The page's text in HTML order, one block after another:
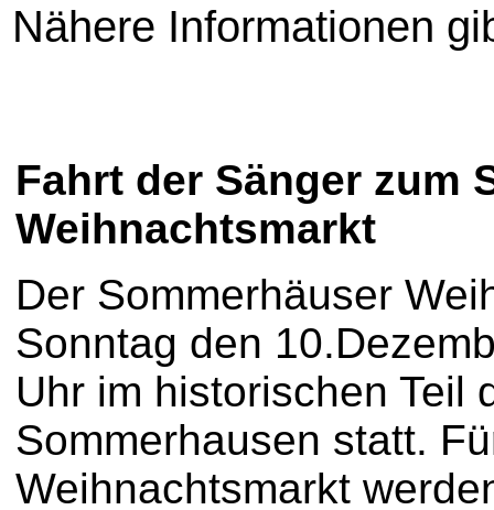
Nähere Informationen
Fahrt der Sänger zum
Weihnachtsmarkt
Der Sommerhäuser
Sonntag den
Uhr im historischen Teil
Sommerhausen statt.
Weihnachtsmarkt